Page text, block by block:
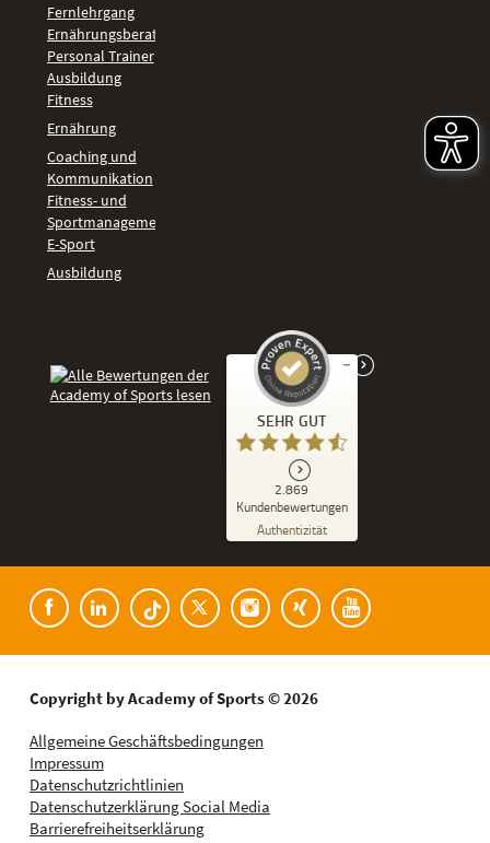
Fernlehrgang
Ernährungsberater
Personal Trainer
Ausbildung
Fitness
Ernährung
Coaching und
Kommunikation
Fitness- und
Sportmanagement
E-Sport
Ausbildung
SEHR GUT
2.869
Kundenbewertungen
Authentizität
Kundenbewertungen und Erfahrungen zu
Academy of Sports
%
Empfehlungen auf
ProvenExpert.com
4,53
182
Bewertungen auf
2.687
Bewertungen von
8
Copyright by Academy of Sports © 2026
Allgemeine Geschäftsbedingungen
Impressum
Datenschutzrichtlinien
Datenschutzerklärung Social Media
Barrierefreiheitserklärung